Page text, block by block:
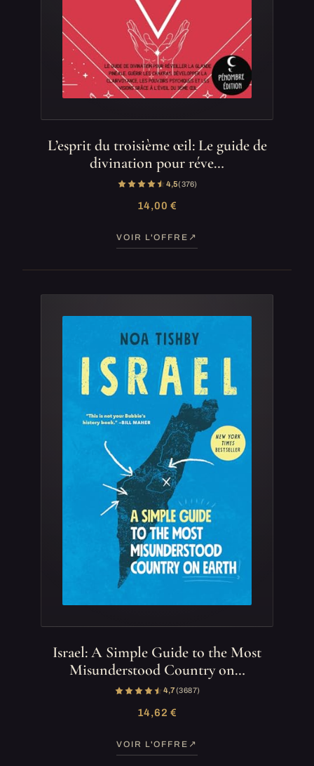
L’esprit du troisième œil: Le guide de
divination pour réve…
4,5(376)
14,00 €
VOIR L'OFFRE
Israel: A Simple Guide to the Most
Misunderstood Country on…
4,7(3 687)
14,62 €
VOIR L'OFFRE